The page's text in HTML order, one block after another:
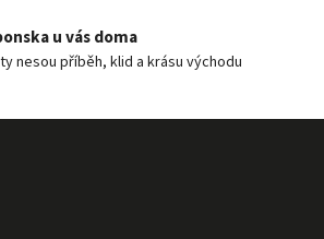
u vás doma
nesou příběh, klid a krásu východu